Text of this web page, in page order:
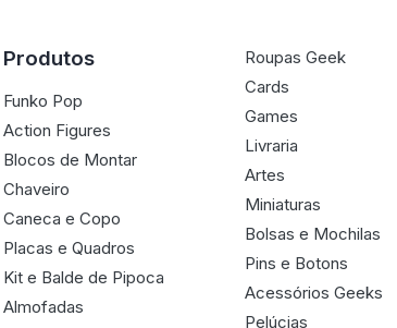
Produtos
Funko Pop
Action Figures
Blocos de Montar
Chaveiro
Caneca e Copo
Placas e Quadros
Kit e Balde de Pipoca
Almofadas
Roupas Geek
Cards
Games
Livraria
Artes
Miniaturas
Bolsas e Mochilas
Pins e Botons
Acessórios Geeks
Pelúcias